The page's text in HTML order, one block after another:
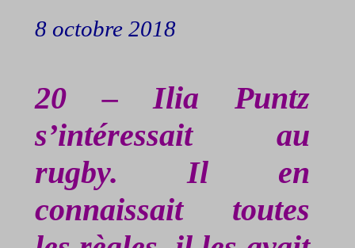
8 octobre 2018
20 – Ilia Puntz
s’intéressait au
rugby. Il en
connaissait toutes